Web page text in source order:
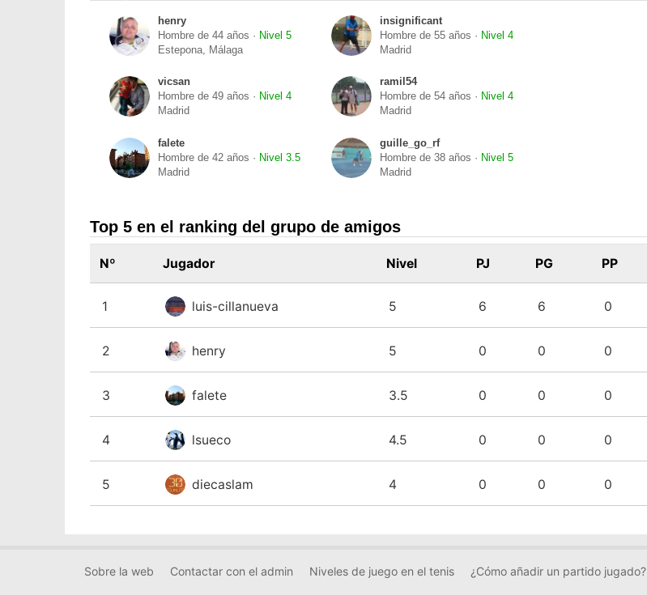
henry
Hombre de 44 años · Nivel 5
Estepona, Málaga
insignificant
Hombre de 55 años · Nivel 4
Madrid
vicsan
Hombre de 49 años · Nivel 4
Madrid
ramil54
Hombre de 54 años · Nivel 4
Madrid
falete
Hombre de 42 años · Nivel 3.5
Madrid
guille_go_rf
Hombre de 38 años · Nivel 5
Madrid
Top 5 en el ranking del grupo de amigos
Nº Jugador Nivel PJ PG PP
1 luis-cillanueva 5 6 6 0
2 henry 5 0 0 0
3 falete 3.5 0 0 0
4 lsueco 4.5 0 0 0
5 diecaslam 4 0 0 0
Sobre la web Contactar con el admin Niveles de juego en el tenis ¿Cómo añadir un partido jugado?